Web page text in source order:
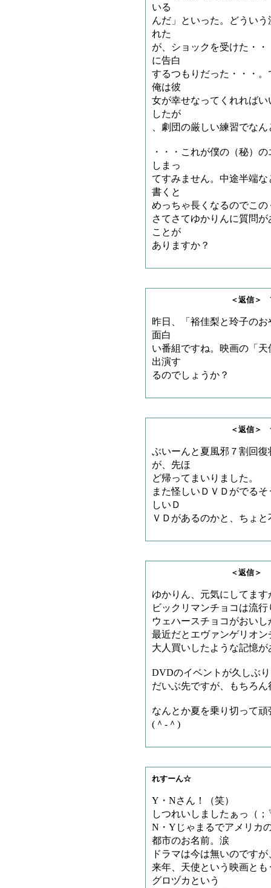
いる
んだ」といった。どうい
れた
が、ショックを受けた・
に告白
するつもりだった・・・
俺は彼
女が幸せなってくれれば
したが
、劇団の厳しい練習でな
・・・これが僕の（秘）
しまっ
てすみません。中途半端
書くと
めっちゃ長くなるのでこ
さてさてゆかりんに質問
ことが
ありますか？
＜返信＞ Y.Nさん
昨日、「裕佳梨と玲子のお
面白
い番組ですね。映画の「
出演す
るのでしょうか？
＜返信＞ サノゲッ
ぶいーんと夏風邪７割回
が、先ほ
ど帰ってまいりました。
また怪しいＤＶＤがでる
しいＤ
ＶＤがあるのかと、ちょ
＜返信＞ ビブロス
ゆかりん、元気にしてます
ビックリマンチョコは流
ウェハースチョコがおい
最近だとエヴァンゲリオ
大人買いしたような記憶
DVDのイベントが久しぶ
だいぶ先ですが、もちろ
なんとか夏を乗り切って
(＾-＾)
れすーん☆
Y・Nさん！（笑）
しつれいしましたぁっ（
N・Yじゃまるでアメリカ
都市のお名前。涙
ドラマは今は無いのですが
来年、天使という映画とも
グロヅカという